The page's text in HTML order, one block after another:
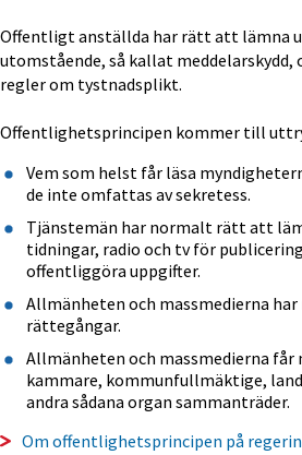
Offentligt anställda har rätt att lämna
utomstående, så kallat meddelarskydd,
regler om tystnadsplikt.
Offentlighetsprincipen kommer till
Vem som helst får läsa
de inte omfattas av sekretess.
Tjänstemän har normalt rätt att
tidningar, radio och tv för
offentliggöra uppgifter.
Allmänheten och massmedierna
rättegångar.
Allmänheten och massmedierna får
kammare, kommunfullmäktige,
andra sådana organ sammanträder.
Om offentlighetsprincipen på